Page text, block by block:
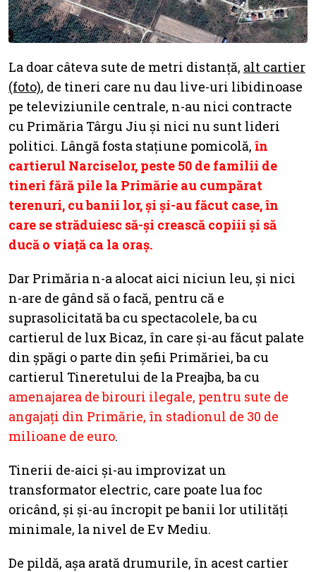
La doar câteva sute de metri distanță, alt cartier
(foto), de tineri care nu dau live-uri libidinoase
pe televiziunile centrale, n-au nici contracte
cu Primăria Târgu Jiu și nici nu sunt lideri
politici. Lângă fosta stațiune pomicolă, în
cartierul Narciselor, peste 50 de familii de
tineri fără pile la Primărie au cumpărat
terenuri, cu banii lor, și și-au făcut case, în
care se străduiesc să-și crească copiii și să
ducă o viață ca la oraș.
Dar Primăria n-a alocat aici niciun leu, și nici
n-are de gând să o facă, pentru că e
suprasolicitată ba cu spectacolele, ba cu
cartierul de lux Bicaz, în care și-au făcut palate
din șpăgi o parte din șefii Primăriei, ba cu
cartierul Tineretului de la Preajba, ba cu
amenajarea de birouri ilegale, pentru sute de
angajați din Primărie, în stadionul de 30 de
milioane de euro.
Tinerii de-aici și-au improvizat un
transformator electric, care poate lua foc
oricând, și și-au încropit pe banii lor utilități
minimale, la nivel de Ev Mediu.
De pildă, așa arată drumurile, în acest cartier